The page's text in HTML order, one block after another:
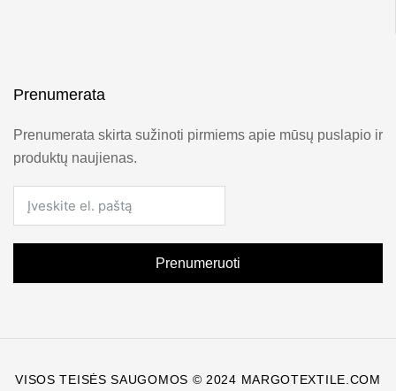
Prenumerata
Prenumerata skirta sužinoti pirmiems apie mūsų puslapio ir
produktų naujienas.
Prenumeruoti
VISOS TEISĖS SAUGOMOS © 2024 MARGOTEXTILE.COM